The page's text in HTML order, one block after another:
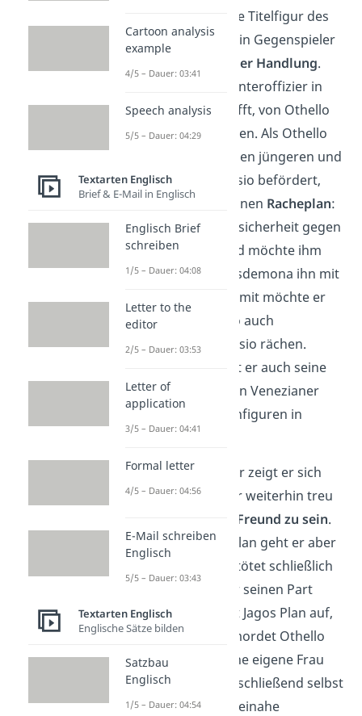
Obwohl Othello die Titelfigur des
Stücks ist, steht sein Gegenspieler
Zentrum der Handlung.
Unteroffizier in
der Armee und hofft, von Othello
befördertzu werden. Als Othello
jedoch statt Jago den jüngeren und
unerfahrenen Cassio befördert,
schmiedet Jago seinen Racheplan:
Er will Othellos Unsicherheit gegen
ihn verwenden und möchte ihm
einreden, dass Desdemona ihn mit
Cassio betrügt. Damit möchte er
sich neben Othello auch
gleichzeitig an Cassio rächen.
Außerdem benutzt er auch seine
Frau Emilia und den Venezianer
Rodrigo als Schachfiguren in
seinem Plan.
Die ganze Zeit über zeigt er sich
Othello gegenüber weiterhin treu
vor, sein Freund zu sein.
Für seinen Racheplan geht er aber
über Leichen und tötet schließlich
Rodrigo, als dieser seinen Part
erfüllt hat. So geht Jagos Plan auf,
denn am Ende ermordet Othello
aus Eifersucht seine eigene Frau
und bringt sich anschließend selbst
um. Jago kommt beinahe
Cartoon analysis
example
4/5 – Dauer: 03:41
Speech analysis
5/5 – Dauer: 04:29
Textarten Englisch
Brief & E-Mail in Englisch
Englisch Brief
schreiben
1/5 – Dauer: 04:08
Letter to the
editor
2/5 – Dauer: 03:53
Letter of
application
3/5 – Dauer: 04:41
Formal letter
4/5 – Dauer: 04:56
E-Mail schreiben
Englisch
5/5 – Dauer: 03:43
Textarten Englisch
Englische Sätze bilden
Satzbau
Englisch
1/5 – Dauer: 04:54